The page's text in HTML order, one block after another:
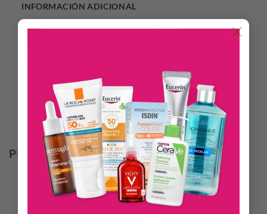
×
INFORMACIÓN ADICIONAL
Productos Relacionados
PRODUCTOS RELACIONADOS